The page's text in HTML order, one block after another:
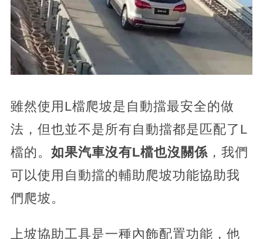
雖然使用L檔爬坡是自動擋最安全的做
法，但也並不是所有自動擋都是匹配了L
檔的。 如果汽車沒有L檔也沒關係 ，我們
可以使用自動擋的輔助爬坡功能協助我
們爬坡。
上坡協助工具是一種內飾配置功能，他